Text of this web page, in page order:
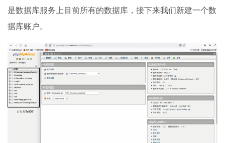
是数据库服务上目前所有的数据库，接下来我们新建一个数
据库账户。